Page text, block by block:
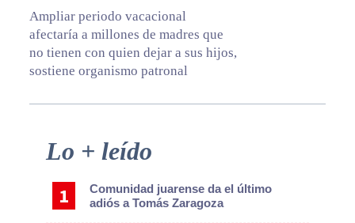
Ampliar periodo vacacional
afectaría a millones de madres que
no tienen con quien dejar a sus hijos,
sostiene organismo patronal
Primary
Lo + leído
Comunidad juarense da el último
adiós a Tomás Zaragoza